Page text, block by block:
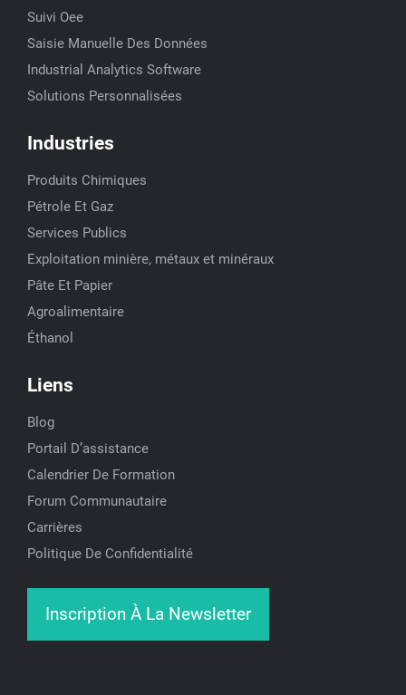
Suivi Oee
Saisie Manuelle Des Données
Industrial Analytics Software
Solutions Personnalisées
Industries
Produits Chimiques
Pétrole Et Gaz
Services Publics
Exploitation minière, métaux et minéraux
Pâte Et Papier
Agroalimentaire
Éthanol
Liens
Blog
Portail D’assistance
Calendrier De Formation
Forum Communautaire
Carrières
Politique De Confidentialité
Inscription À La Newsletter